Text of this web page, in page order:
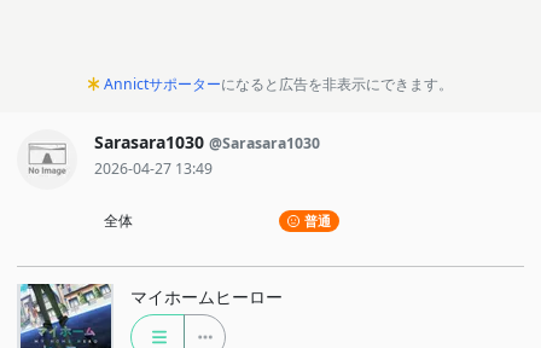
Annictサポーターになると広告を非表示にできます。
Sarasara1030 @Sarasara1030
2026-04-27 13:49
全体 普通
マイホームヒーロー